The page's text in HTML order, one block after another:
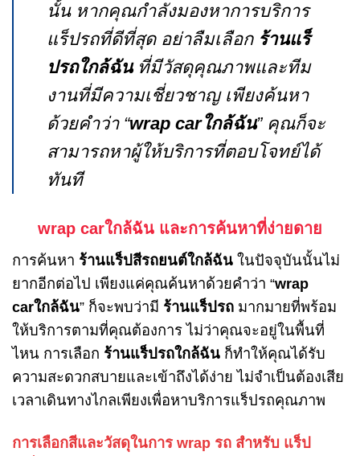
นั้น หากคุณกำลังมองหาการบริการ
แร็ปรถที่ดีที่สุด อย่าลืมเลือก ร้านแร็
ปรถใกล้ฉันที่มีวัสดุคุณภาพและทีม
งานที่มีความเชี่ยวชาญ เพียงค้นหา
ด้วยคำว่า “wrap carใกล้ฉัน” คุณก็จะ
สามารถหาผู้ให้บริการที่ตอบโจทย์ได้
ทันที
wrap carใกล้ฉัน และการค้นหาที่ง่ายดาย
การค้นหา ร้านแร็ปสีรถยนต์ใกล้ฉัน ในปัจจุบันนั้นไม่
ยากอีกต่อไป เพียงแค่คุณค้นหาด้วยคำว่า “wrap
carใกล้ฉัน” ก็จะพบว่ามี ร้านแร็ปรถ มากมายที่พร้อม
ให้บริการตามที่คุณต้องการ ไม่ว่าคุณจะอยู่ในพื้นที่
ไหน การเลือก ร้านแร็ปรถใกล้ฉัน ก็ทำให้คุณได้รับ
ความสะดวกสบายและเข้าถึงได้ง่าย ไม่จำเป็นต้องเสีย
เวลาเดินทางไกลเพียงเพื่อหาบริการแร็ปรถคุณภาพ
การเลือกสีและวัสดุในการ wrap รถ สำหรับ แร็ป